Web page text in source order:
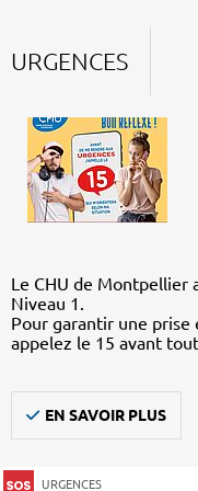
URGENCES
Le CHU de Montpellier
Niveau 1.
Pour garantir une prise
appelez le 15 avant
EN SAVOIR PLUS
URGENCES